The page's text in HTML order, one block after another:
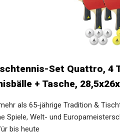
Set Quattro, 4
+ Tasche,
als 65-jährige Tradition &